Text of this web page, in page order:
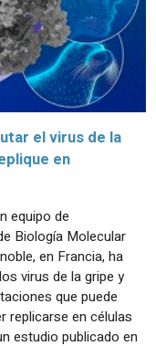
el virus de la
en
equipo de
Biología Molecular
en Francia, ha
virus de la gripe y
que puede
replicarse en células
estudio publicado en